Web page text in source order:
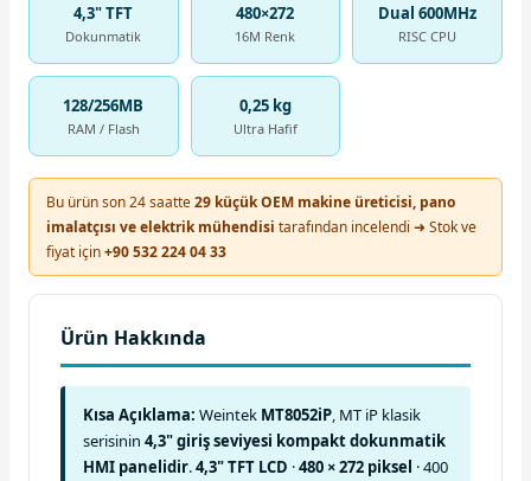
4,3" TFT
Dokunmatik
480×272
16M Renk
Dual 600MHz
RISC CPU
128/256MB
RAM / Flash
0,25 kg
Ultra Hafif
Bu ürün son 24 saatte29 küçük OEM makine üreticisi, pano
imalatçısı ve elektrik mühendisi tarafından incelendi ➜ Stok ve
fiyat için+90 532 224 04 33
Ürün Hakkında
Kısa Açıklama: Weintek MT8052iP, MT iP klasik
serisinin 4,3" giriş seviyesi kompakt dokunmatik
HMI panelidir.4,3" TFT LCD ·480 × 272 piksel · 400